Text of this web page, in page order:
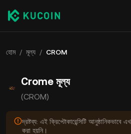
হোম / মূল্য / CROM
Crome মূল্য
(CROM)
দ্রষ্টব্য: এই ক্রিপ্টোকারেন্সিটি
করা হয়নি।